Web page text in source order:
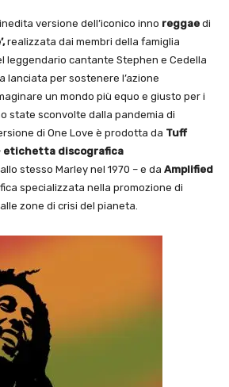
versione dell’iconico inno reggae di
realizzata dai membri della famiglia
leggendario cantante Stephen e Cedella
lanciata per sostenere l’azione
un mondo più equo e giusto per i
state sconvolte dalla pandemia di
di One Love è prodotta da Tuff
etichetta discografica
stesso Marley nel 1970 – e da Amplified
specializzata nella promozione di
zone di crisi del pianeta.